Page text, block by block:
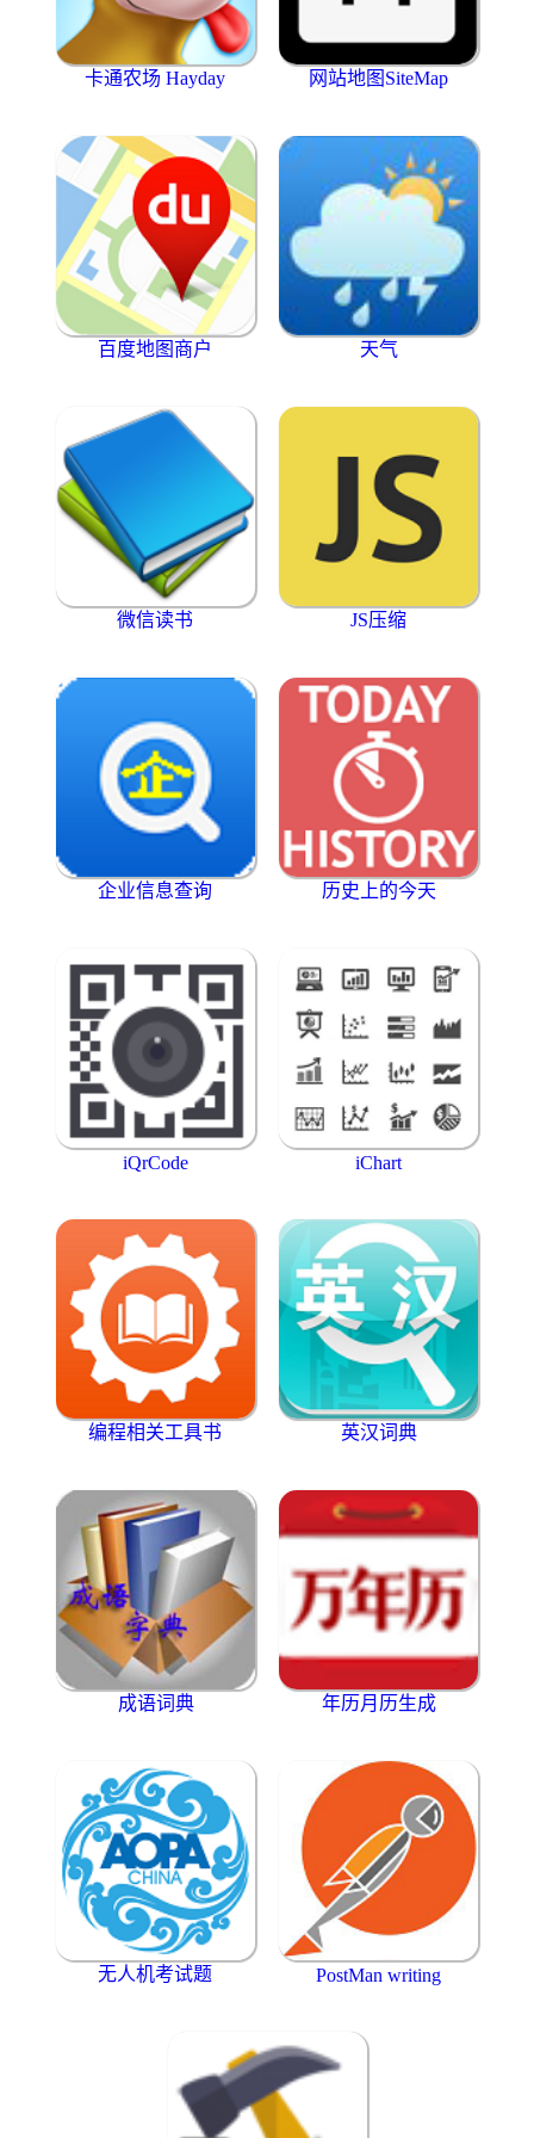
卡通农场 Hayday 网站地图SiteMap
百度地图商户 天气
微信读书 JS压缩
企业信息查询 历史上的今天
iQrCode iChart
编程相关工具书 英汉词典
成语词典 年历月历生成
无人机考试题 PostMan writing